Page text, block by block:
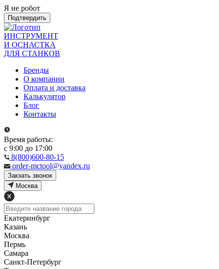
Я не робот
Подтвердить
ИНСТРУМЕНТ
И ОСНАСТКА
ДЛЯ СТАНКОВ
Бренды
О компании
Оплата и доставка
Калькулятор
Блог
Контакты
Время работы:
с 9:00 до 17:00
8(800)600-80-15
order-mctool@yandex.ru
Закзать звонок
Москва
Екатеринбург
Казань
Москва
Пермь
Самара
Санкт-Петербург